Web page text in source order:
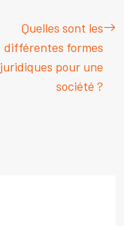
Quelles sont les
différentes formes
juridiques pour une
société ?